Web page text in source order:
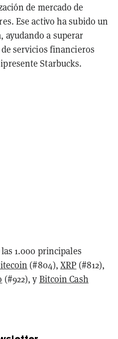
de mercado de
Ese activo ha subido un
ayudando a superar
servicios financieros
Starbucks.
1.000 principales
(#804),XRP (#812),
(#922), y Bitcoin Cash